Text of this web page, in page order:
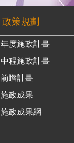
政策規劃
年度施政計畫
中程施政計畫
前瞻計畫
施政成果
施政成果網